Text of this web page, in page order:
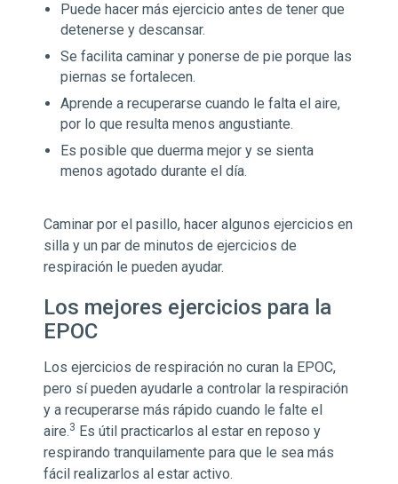
Puede hacer más ejercicio antes de tener que
detenerse y descansar.
Se facilita caminar y ponerse de pie porque las
piernas se fortalecen.
Aprende a recuperarse cuando le falta el aire,
por lo que resulta menos angustiante.
Es posible que duerma mejor y se sienta
menos agotado durante el día.
Caminar por el pasillo, hacer algunos ejercicios en
silla y un par de minutos de ejercicios de
respiración le pueden ayudar.
Los mejores ejercicios para la
EPOC
Los ejercicios de respiración no curan la EPOC,
pero sí pueden ayudarle a controlar la respiración
y a recuperarse más rápido cuando le falte el
aire.3 Es útil practicarlos al estar en reposo y
respirando tranquilamente para que le sea más
fácil realizarlos al estar activo.